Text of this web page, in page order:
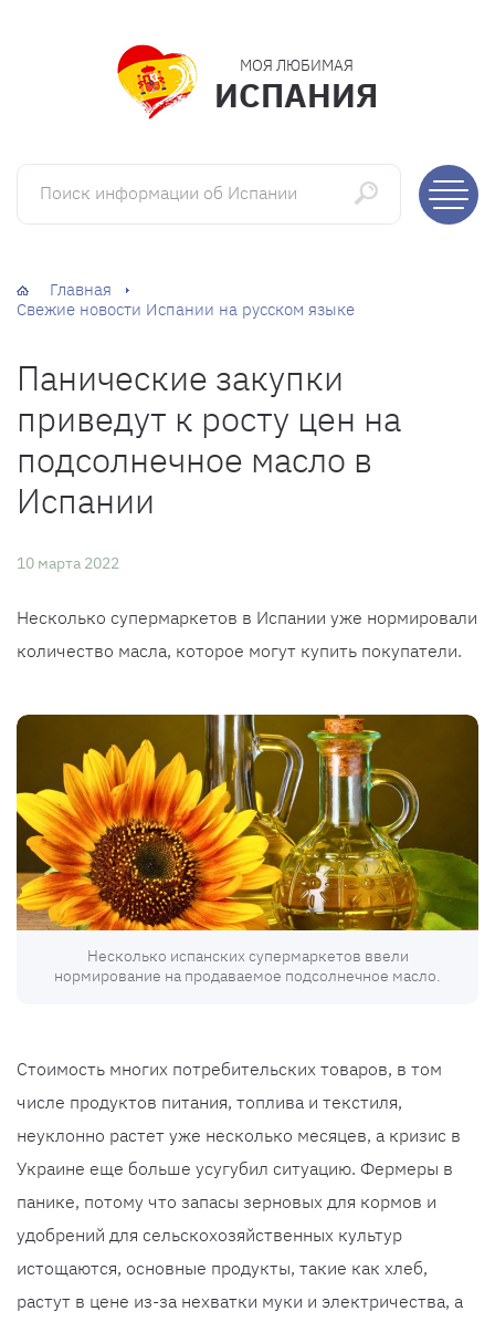
МОЯ ЛЮБИМАЯ
ИСПАНИЯ
Поиск информации об Испании
Главная
Свежие новости Испании на русском языке
Панические закупки
приведут к росту цен на
подсолнечное масло в
Испании
10 марта 2022
Несколько супермаркетов в Испании уже нормировали
количество масла, которое могут купить покупатели.
Несколько испанских супермаркетов ввели
нормирование на продаваемое подсолнечное масло.
Стоимость многих потребительских товаров, в том
числе продуктов питания, топлива и текстиля,
неуклонно растет уже несколько месяцев, а кризис в
Украине еще больше усугубил ситуацию. Фермеры в
панике, потому что запасы зерновых для кормов и
удобрений для сельскохозяйственных культур
истощаются, основные продукты, такие как хлеб,
растут в цене из-за нехватки муки и электричества, а